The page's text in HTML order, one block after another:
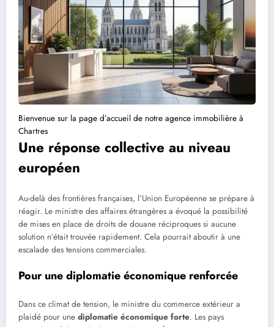
Bienvenue sur la page d’accueil de notre agence immobilière à
Chartres
Une réponse collective au niveau
européen
Au-delà des frontières françaises, l’Union Européenne se prépare à
réagir. Le ministre des affaires étrangères a évoqué la possibilité
de mises en place de droits de douane réciproques si aucune
solution n’était trouvée rapidement. Cela pourrait aboutir à une
escalade des tensions commerciales.
Pour une diplomatie économique renforcée
Dans ce climat de tension, le ministre du commerce extérieur a
plaidé pour une diplomatie économique forte. Les pays